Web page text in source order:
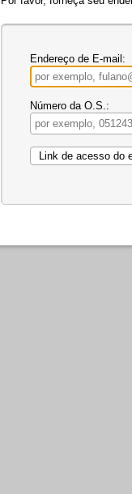
Endereço de E-mail:
Número da O.S.: